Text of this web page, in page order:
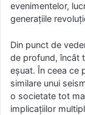
evenimentelor,
generaţiile
Din punct de
de profund, încât
eşuat. În ceea ce
similare unui
o societate tot
implicaţiilor